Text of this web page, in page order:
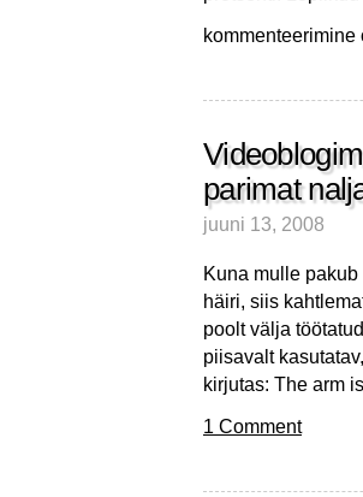
Iirimaa
lepingule
parimat
juuni 13, 2008
Kuna mulle
häiri, siis
poolt välja
piisavalt
kirjutas: The arm
1 Comment